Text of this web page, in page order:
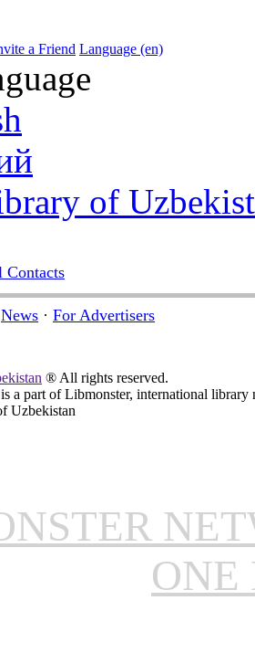
a Friend Language (en)
of
Contacts
News · For Advertisers
® All rights reserved.
a part of Libmonster, international library
Uzbekistan
ONE